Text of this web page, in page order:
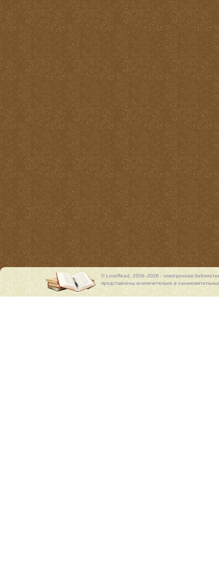
© LoveRead, 2009–2026 - электронная
представлены исключительно в